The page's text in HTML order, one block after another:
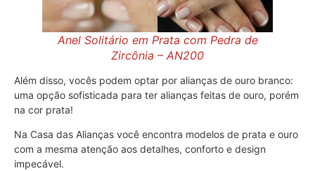
Anel Solitário em Prata com Pedra de
Zircônia – AN200
Além disso, vocês podem optar por alianças de ouro branco:
uma opção sofisticada para ter alianças feitas de ouro, porém
na cor prata!
Na Casa das Alianças você encontra modelos de prata e ouro
com a mesma atenção aos detalhes, conforto e design
impecável.